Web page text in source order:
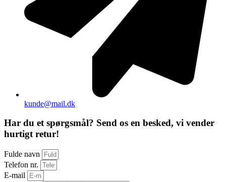
kunde@mail.dk
Har du et spørgsmål? Send os en besked, vi vender
hurtigt retur!
Fulde navn
Telefon nr.
E-mail